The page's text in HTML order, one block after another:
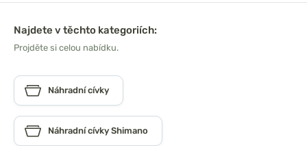
Najdete v těchto kategoriích:
Projděte si celou nabídku.
Náhradní cívky
Náhradní cívky Shimano